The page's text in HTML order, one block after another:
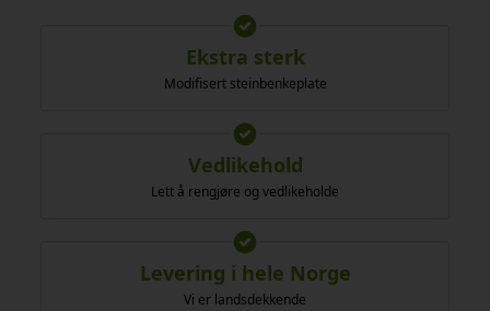
Ekstra sterk
Modifisert steinbenkeplate
Vedlikehold
Lett å rengjøre og vedlikeholde
Levering i hele Norge
Vi er landsdekkende